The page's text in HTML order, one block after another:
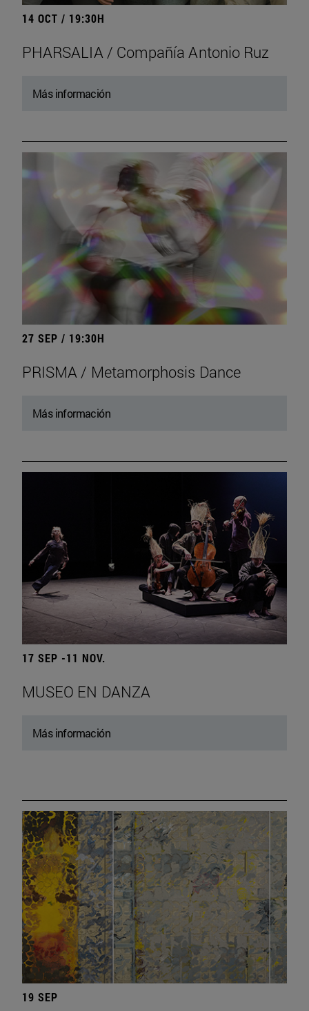
14 OCT / 19:30H
PHARSALIA / Compañía Antonio Ruz
Más información
27 SEP / 19:30H
PRISMA / Metamorphosis Dance
Más información
17 SEP -11 NOV.
MUSEO EN DANZA
Más información
19 SEP